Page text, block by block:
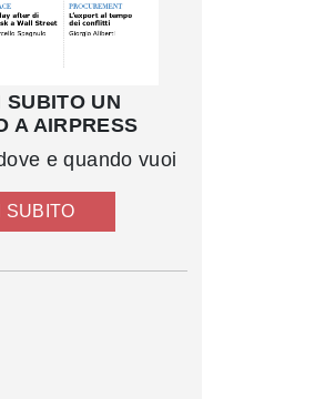
SUBITO UN
A AIRPRESS
e quando vuoi
SUBITO